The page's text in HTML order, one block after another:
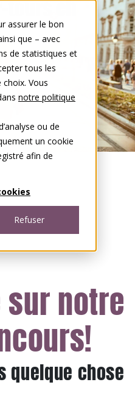
assurer le bon
que – avec
de statistiques et
tous les
Vous
notre politique
ou de
un cookie
afin de
Refuser
sur notre
quelque chose